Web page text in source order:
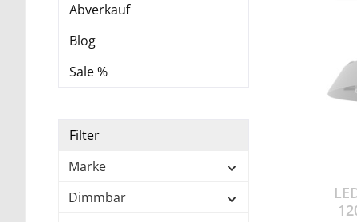
Abverkauf
Blog
Sale %
Filter
Marke
Dimmbar